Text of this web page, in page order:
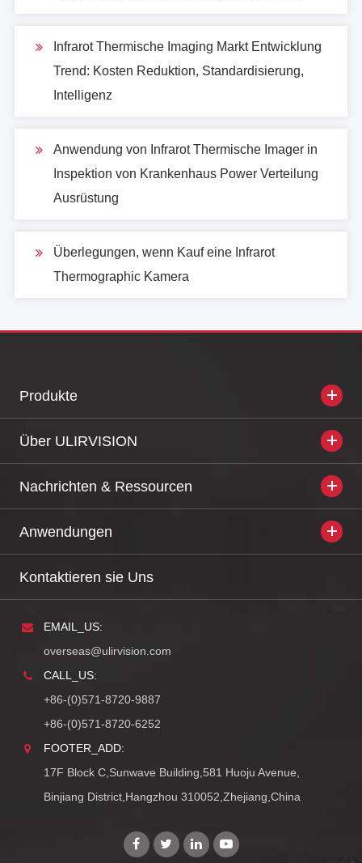
Infrarot Thermische Imaging Markt Entwicklung
Trend: Kosten Reduktion, Standardisierung,
Intelligenz
Anwendung von Infrarot Thermische Imager in
Inspektion von Krankenhaus Power Verteilung
Ausrüstung
Überlegungen, wenn Kauf eine Infrarot
Thermographic Kamera
Produkte
Über ULIRVISION
Nachrichten & Ressourcen
Anwendungen
Kontaktieren sie Uns
EMAIL_US:
overseas@ulirvision.com
CALL_US:
+86-(0)571-8720-9887
+86-(0)571-8720-6252
FOOTER_ADD:
17F Block C,Sunwave Building,581 Huoju Avenue,
Binjiang District,Hangzhou 310052,Zhejiang,China